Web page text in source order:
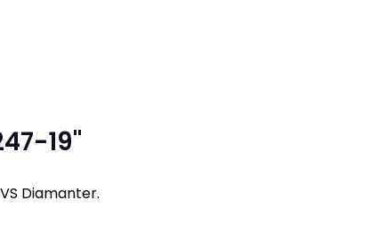
19"
Diamanter.